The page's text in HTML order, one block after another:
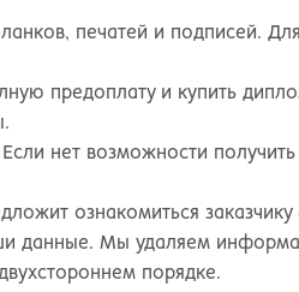
печатей и подписей.
предоплату и купить
нет возможности получить
ознакомиться заказчику
данные. Мы удаляем
порядке.